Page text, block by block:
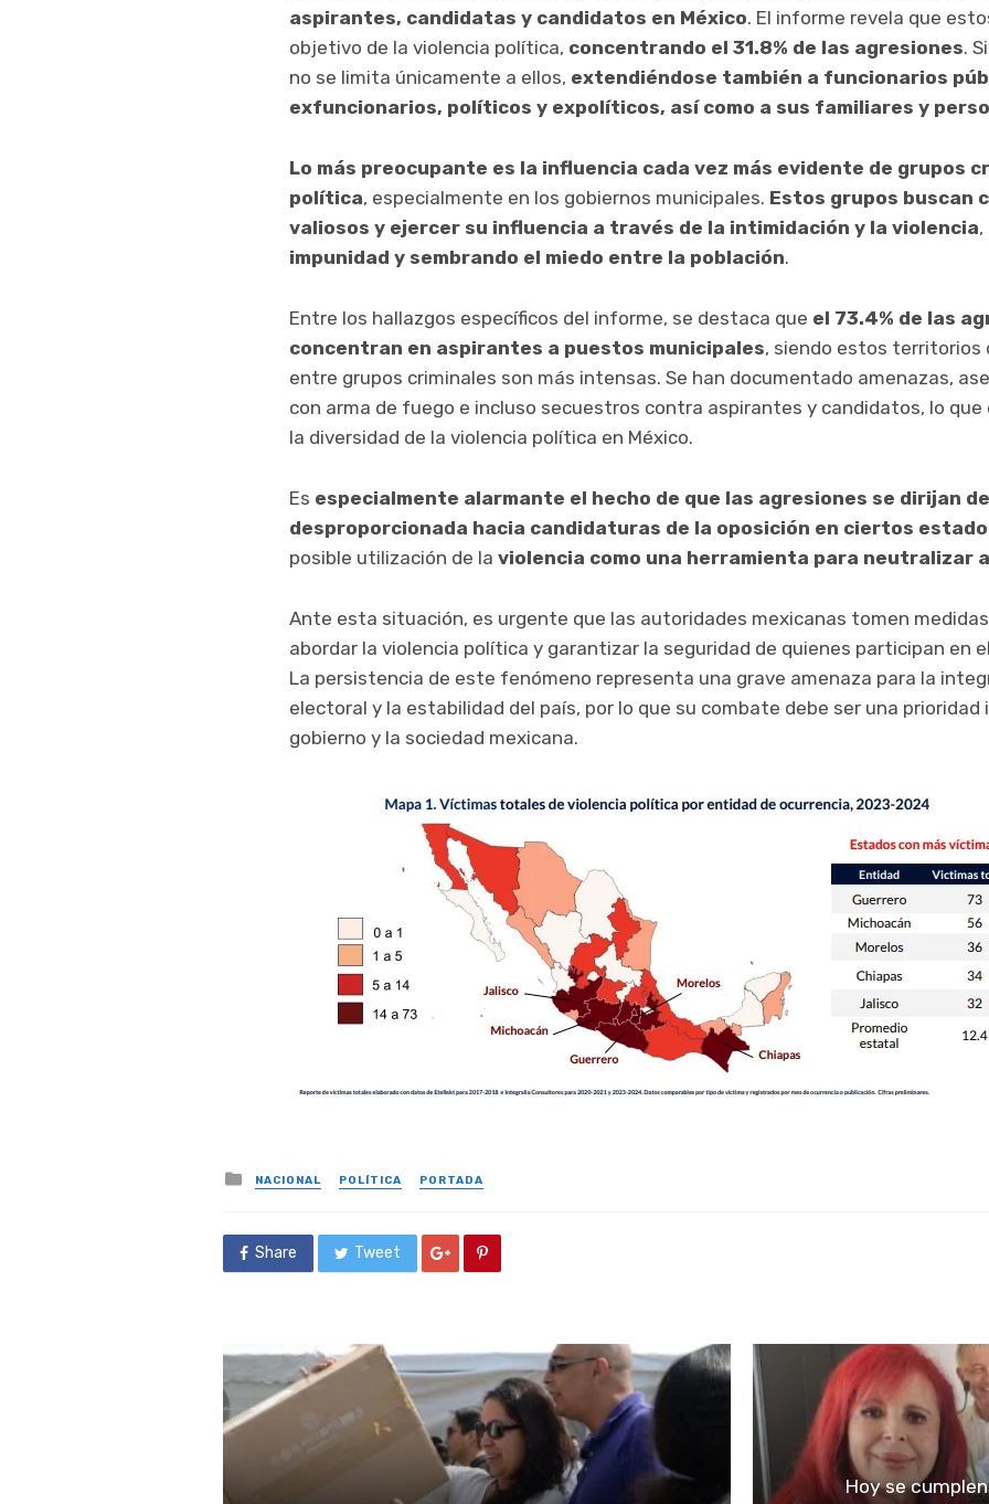
aspirantes, candidatas y candidatos en México. El informe revela que
objetivo de la violencia política, concentrando el 31.8% de las agresiones.
no se limita únicamente a ellos, extendiéndose también a funcionarios
exfuncionarios, políticos y expolíticos, así como a sus familiares y
Lo más preocupante es la influencia cada vez más evidente de grupos
política, especialmente en los gobiernos municipales. Estos grupos buscan
valiosos y ejercer su influencia a través de la intimidación y la violencia,
impunidad y sembrando el miedo entre la población.
Entre los hallazgos específicos del informe, se destaca que el 73.4% de las
concentran en aspirantes a puestos municipales, siendo estos territorios
entre grupos criminales son más intensas. Se han documentado amenazas,
con arma de fuego e incluso secuestros contra aspirantes y candidatos, lo que
la diversidad de la violencia política en México.
Es especialmente alarmante el hecho de que las agresiones se dirijan
desproporcionada hacia candidaturas de la oposición en ciertos
posible utilización de la violencia como una herramienta para neutralizar
Ante esta situación, es urgente que las autoridades mexicanas tomen
abordar la violencia política y garantizar la seguridad de quienes participan en
La persistencia de este fenómeno representa una grave amenaza para la
electoral y la estabilidad del país, por lo que su combate debe ser una
gobierno y la sociedad mexicana.
Posted
in
NACIONAL POLÍTICA PORTADA
Share Tweet
Hoy se